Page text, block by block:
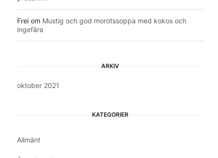
Frei om Mustig och god morotssoppa med kokos och
ingefära
ARKIV
oktober 2021
KATEGORIER
Allmänt